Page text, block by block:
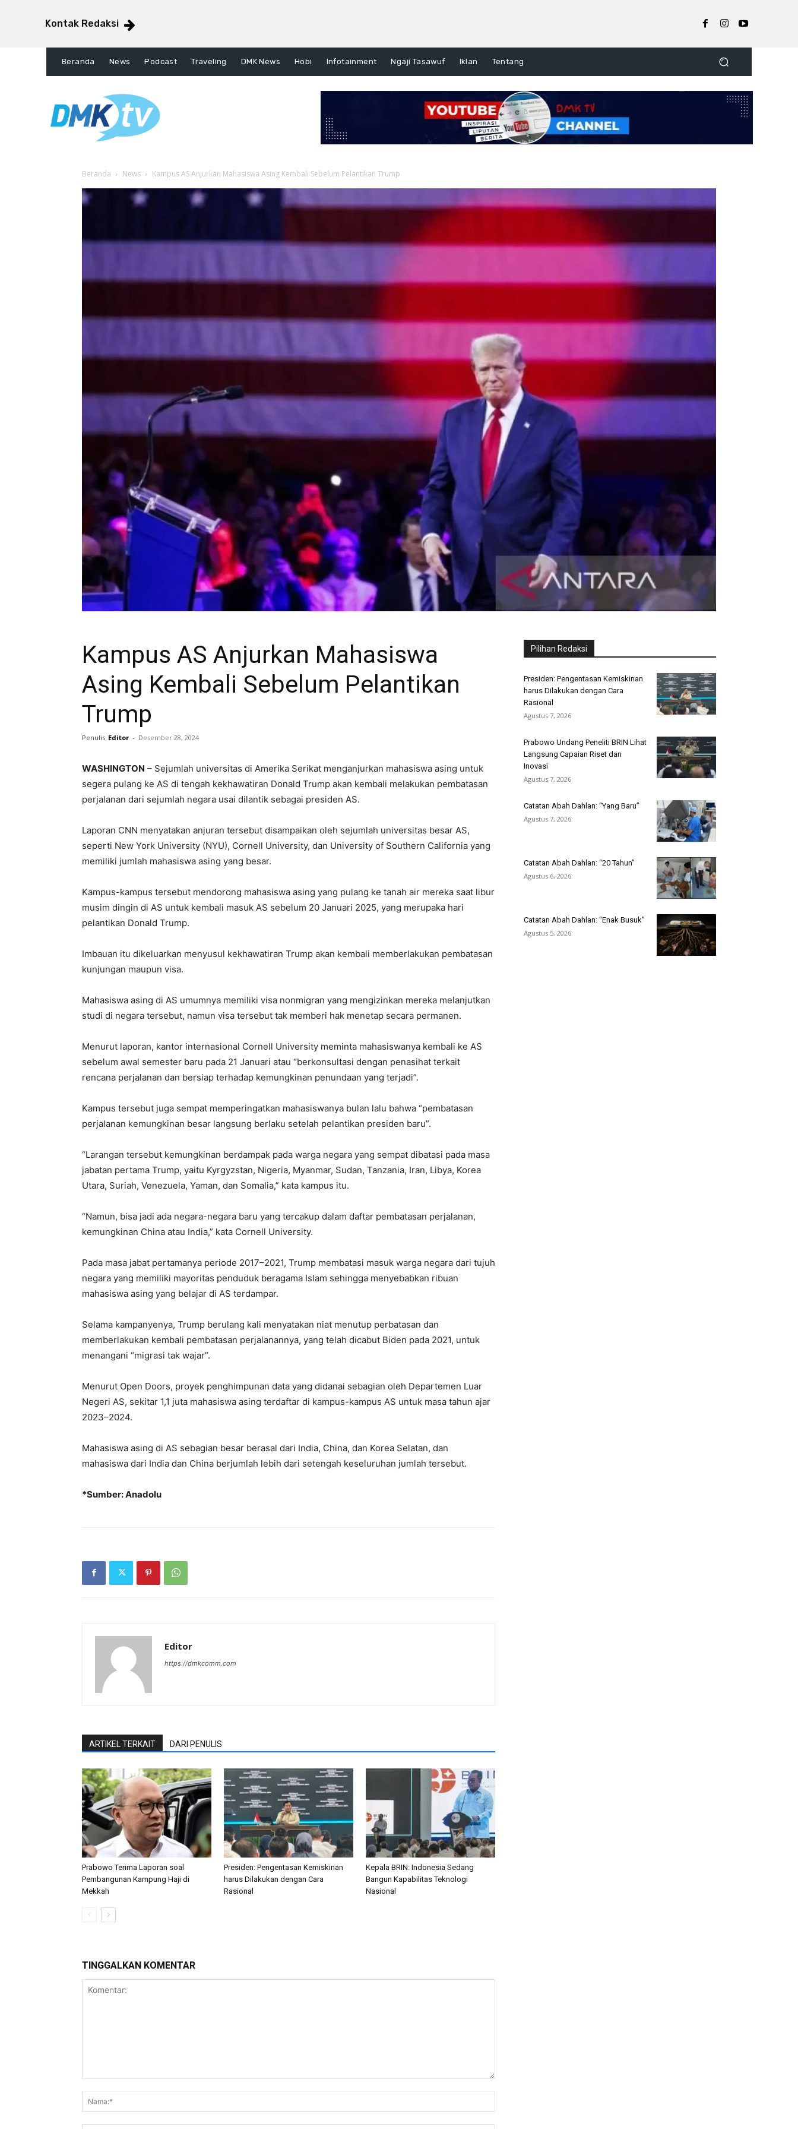
Kontak Redaksi
Beranda News Podcast Traveling DMK News Hobi Infotainment Ngaji Tasawuf Iklan Tentang
Beranda News Kampus AS Anjurkan Mahasiswa Asing Kembali Sebelum Pelantikan Trump
Kampus AS Anjurkan Mahasiswa
Asing Kembali Sebelum Pelantikan
Trump
Penulis Editor - Desember 28, 2024
WASHINGTON – Sejumlah universitas di Amerika Serikat menganjurkan mahasiswa asing untuk
segera pulang ke AS di tengah kekhawatiran Donald Trump akan kembali melakukan pembatasan
perjalanan dari sejumlah negara usai dilantik sebagai presiden AS.
Laporan CNN menyatakan anjuran tersebut disampaikan oleh sejumlah universitas besar AS,
seperti New York University (NYU), Cornell University, dan University of Southern California yang
memiliki jumlah mahasiswa asing yang besar.
Kampus-kampus tersebut mendorong mahasiswa asing yang pulang ke tanah air mereka saat libur
musim dingin di AS untuk kembali masuk AS sebelum 20 Januari 2025, yang merupaka hari
pelantikan Donald Trump.
Imbauan itu dikeluarkan menyusul kekhawatiran Trump akan kembali memberlakukan pembatasan
kunjungan maupun visa.
Mahasiswa asing di AS umumnya memiliki visa nonmigran yang mengizinkan mereka melanjutkan
studi di negara tersebut, namun visa tersebut tak memberi hak menetap secara permanen.
Menurut laporan, kantor internasional Cornell University meminta mahasiswanya kembali ke AS
sebelum awal semester baru pada 21 Januari atau “berkonsultasi dengan penasihat terkait
rencana perjalanan dan bersiap terhadap kemungkinan penundaan yang terjadi”.
Kampus tersebut juga sempat memperingatkan mahasiswanya bulan lalu bahwa “pembatasan
perjalanan kemungkinan besar langsung berlaku setelah pelantikan presiden baru”.
“Larangan tersebut kemungkinan berdampak pada warga negara yang sempat dibatasi pada masa
jabatan pertama Trump, yaitu Kyrgyzstan, Nigeria, Myanmar, Sudan, Tanzania, Iran, Libya, Korea
Utara, Suriah, Venezuela, Yaman, dan Somalia,” kata kampus itu.
“Namun, bisa jadi ada negara-negara baru yang tercakup dalam daftar pembatasan perjalanan,
kemungkinan China atau India,” kata Cornell University.
Pada masa jabat pertamanya periode 2017–2021, Trump membatasi masuk warga negara dari tujuh
negara yang memiliki mayoritas penduduk beragama Islam sehingga menyebabkan ribuan
mahasiswa asing yang belajar di AS terdampar.
Selama kampanyenya, Trump berulang kali menyatakan niat menutup perbatasan dan
memberlakukan kembali pembatasan perjalanannya, yang telah dicabut Biden pada 2021, untuk
menangani “migrasi tak wajar”.
Menurut Open Doors, proyek penghimpunan data yang didanai sebagian oleh Departemen Luar
Negeri AS, sekitar 1,1 juta mahasiswa asing terdaftar di kampus-kampus AS untuk masa tahun ajar
2023–2024.
Mahasiswa asing di AS sebagian besar berasal dari India, China, dan Korea Selatan, dan
mahasiswa dari India dan China berjumlah lebih dari setengah keseluruhan jumlah tersebut.
*Sumber: Anadolu
Editor
https://dmkcomm.com
ARTIKEL TERKAIT DARI PENULIS
Prabowo Terima Laporan soal
Pembangunan Kampung Haji di
Mekkah
Presiden: Pengentasan Kemiskinan
harus Dilakukan dengan Cara
Rasional
Kepala BRIN: Indonesia Sedang
Bangun Kapabilitas Teknologi
Nasional
TINGGALKAN KOMENTAR
Pilihan Redaksi
Presiden: Pengentasan Kemiskinan
harus Dilakukan dengan Cara
Rasional
Agustus 7, 2026
Prabowo Undang Peneliti BRIN Lihat
Langsung Capaian Riset dan
Inovasi
Agustus 7, 2026
Catatan Abah Dahlan: “Yang Baru”
Agustus 7, 2026
Catatan Abah Dahlan: “20 Tahun”
Agustus 6, 2026
Catatan Abah Dahlan: “Enak Busuk”
Agustus 5, 2026